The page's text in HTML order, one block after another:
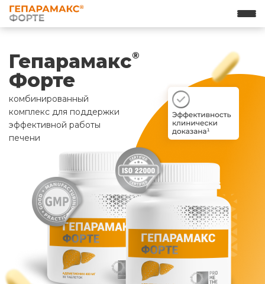
Гепарамакс®
Форте
комбинированный
комплекс для поддержки
эффективной работы
печени